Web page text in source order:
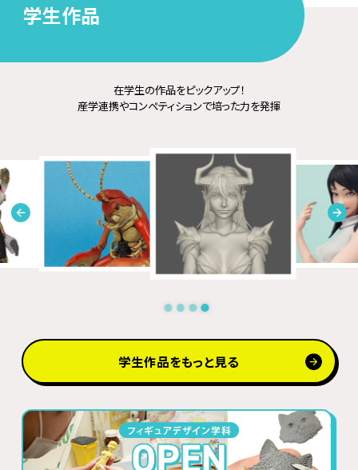
学生作品
在学生の作品をピックアップ！
産学連携やコンペティションで培った力を発揮
学生作品をもっと見る